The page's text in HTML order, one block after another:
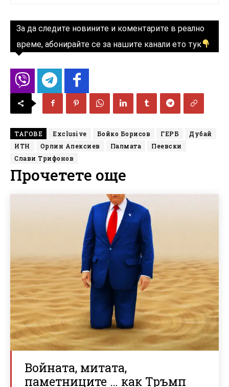
За да следите новините и коментарите в реално
време, абонирайте се за нашите канали ето тук
ТАГОВЕ Exclusive Бойко Борисов ГЕРБ
Дубай
ИТН
Орлин Алексиев Палмата
Пеевски
Слави Трифонов
Прочетете още
Войната, митата,
паметниците … как Тръмп